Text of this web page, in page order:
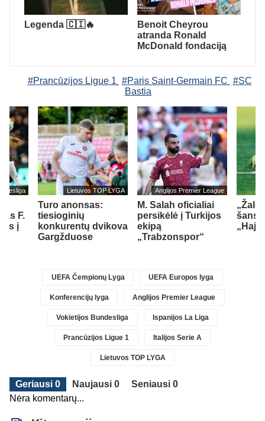
Legenda 🇨🇮🔥
Benoit Cheyrou
atranda Ronald
McDonald fondaciją
#Prancūzijos Ligue 1 #Paris Saint-Germain FC #SC
Bastia
F.
į
Lietuvos TOP LYGA
Turo anonsas:
tiesioginių
konkurentų dvikova
Gargžduose
Anglijos Premier League
M. Salah oficialiai
persikėlė į Turkijos
ekipą
„Trabzonspor“
UEFA Čempionų Lyga UEFA Europos lyga
Konferencijų lyga Anglijos Premier League
Vokietijos Bundesliga Ispanijos La Liga
Prancūzijos Ligue 1 Italijos Serie A
Lietuvos TOP LYGA
Geriausi 0 Naujausi 0
Seniausi 0
Nėra komentarų...